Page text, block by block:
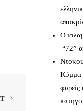
Ο
“72”
Κόμμα
φορείς